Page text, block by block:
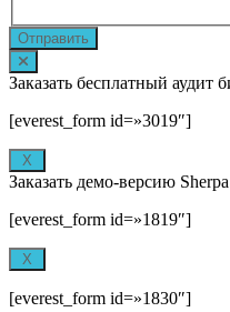
Отправить
Заказать бесплатный аудит
[everest_form id=»3019″]
X
Заказать демо-версию
[everest_form id=»1819″]
X
[everest_form id=»1830″]